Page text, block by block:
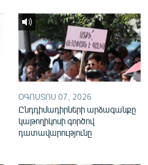
ՕԳՈՍՏՈՍ 07, 2026
Ընդդիմադիրների արձագանքը
կաթողիկոսի գործով
դատավարությունը